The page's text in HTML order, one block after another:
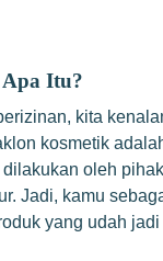
Itu?
kita
kosmetik
oleh
Jadi, kamu
yang udah